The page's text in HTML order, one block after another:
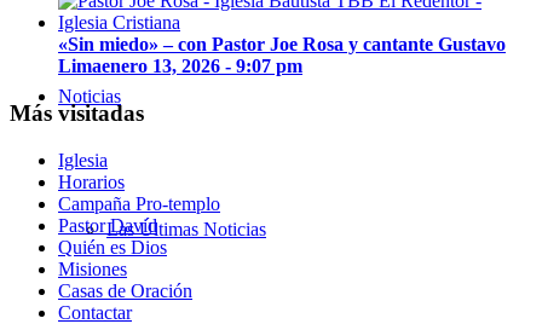
Noticias
Las Últimas Noticias
«Sin miedo» – con Pastor Joe Rosa y cantante Gustavo
Limaenero 13, 2026 - 9:07 pm
Más visitadas
Iglesia
Horarios
Campaña Pro-templo
Pastor David
Quién es Dios
Misiones
Casas de Oración
Contactar